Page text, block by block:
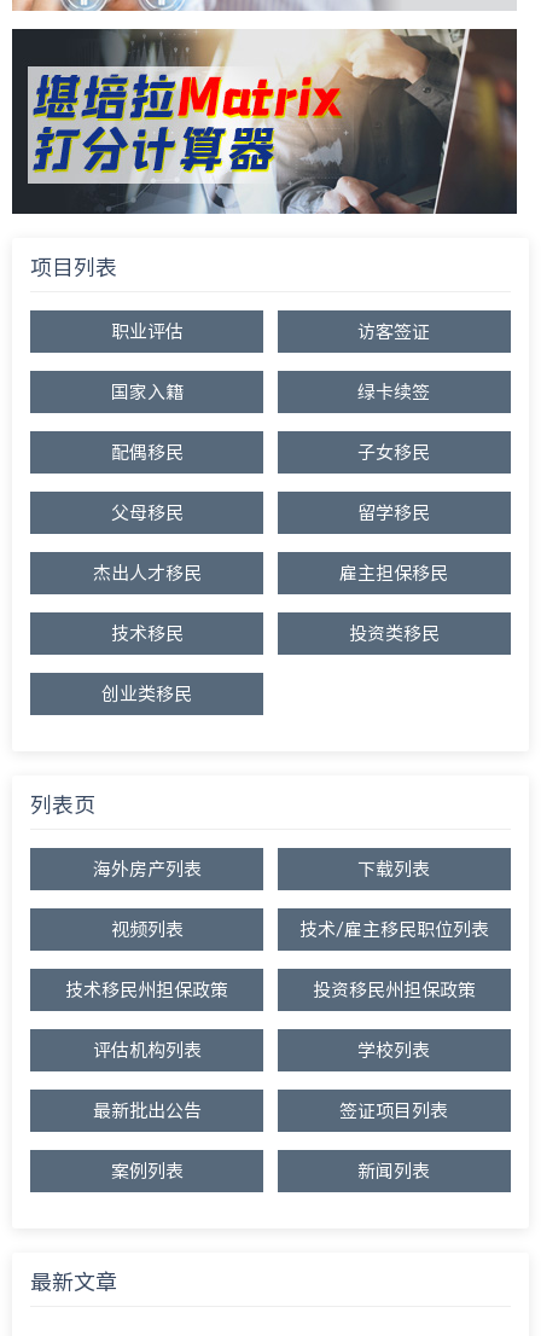
项目列表
职业评估 访客签证
国家入籍 绿卡续签
配偶移民 子女移民
父母移民 留学移民
杰出人才移民 雇主担保移民
技术移民 投资类移民
创业类移民
列表页
海外房产列表 下载列表
视频列表 技术/雇主移民职位列表
技术移民州担保政策 投资移民州担保政策
评估机构列表 学校列表
最新批出公告 签证项目列表
案例列表 新闻列表
最新文章